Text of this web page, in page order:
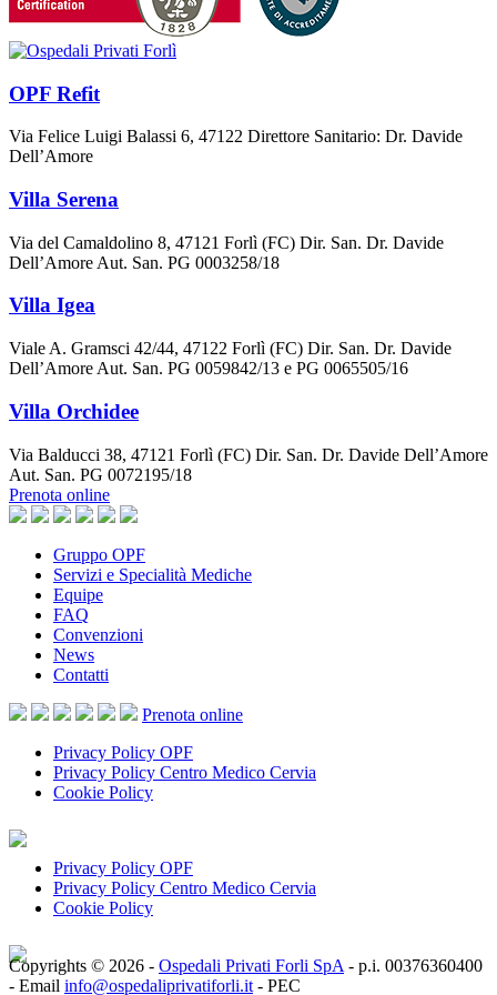
OPF Refit
Via Felice Luigi Balassi 6, 47122 Direttore Sanitario: Dr. Davide
Dell’Amore
Villa Serena
Via del Camaldolino 8, 47121 Forlì (FC) Dir. San. Dr. Davide
Dell’Amore Aut. San. PG 0003258/18
Villa Igea
Viale A. Gramsci 42/44, 47122 Forlì (FC) Dir. San. Dr. Davide
Dell’Amore Aut. San. PG 0059842/13 e PG 0065505/16
Villa Orchidee
Via Balducci 38, 47121 Forlì (FC) Dir. San. Dr. Davide Dell’Amore
Aut. San. PG 0072195/18
Prenota online
Gruppo OPF
Servizi e Specialità Mediche
Equipe
FAQ
Convenzioni
News
Contatti
Prenota online
Privacy Policy OPF
Privacy Policy Centro Medico Cervia
Cookie Policy
Privacy Policy OPF
Privacy Policy Centro Medico Cervia
Cookie Policy
Copyrights © 2026 - Ospedali Privati Forli SpA - p.i. 00376360400
- Email info@ospedaliprivatiforli.it - PEC